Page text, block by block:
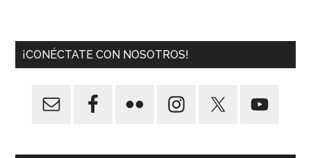
¡CONÉCTATE CON NOSOTROS!